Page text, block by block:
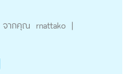
จากคุณ rnattako |